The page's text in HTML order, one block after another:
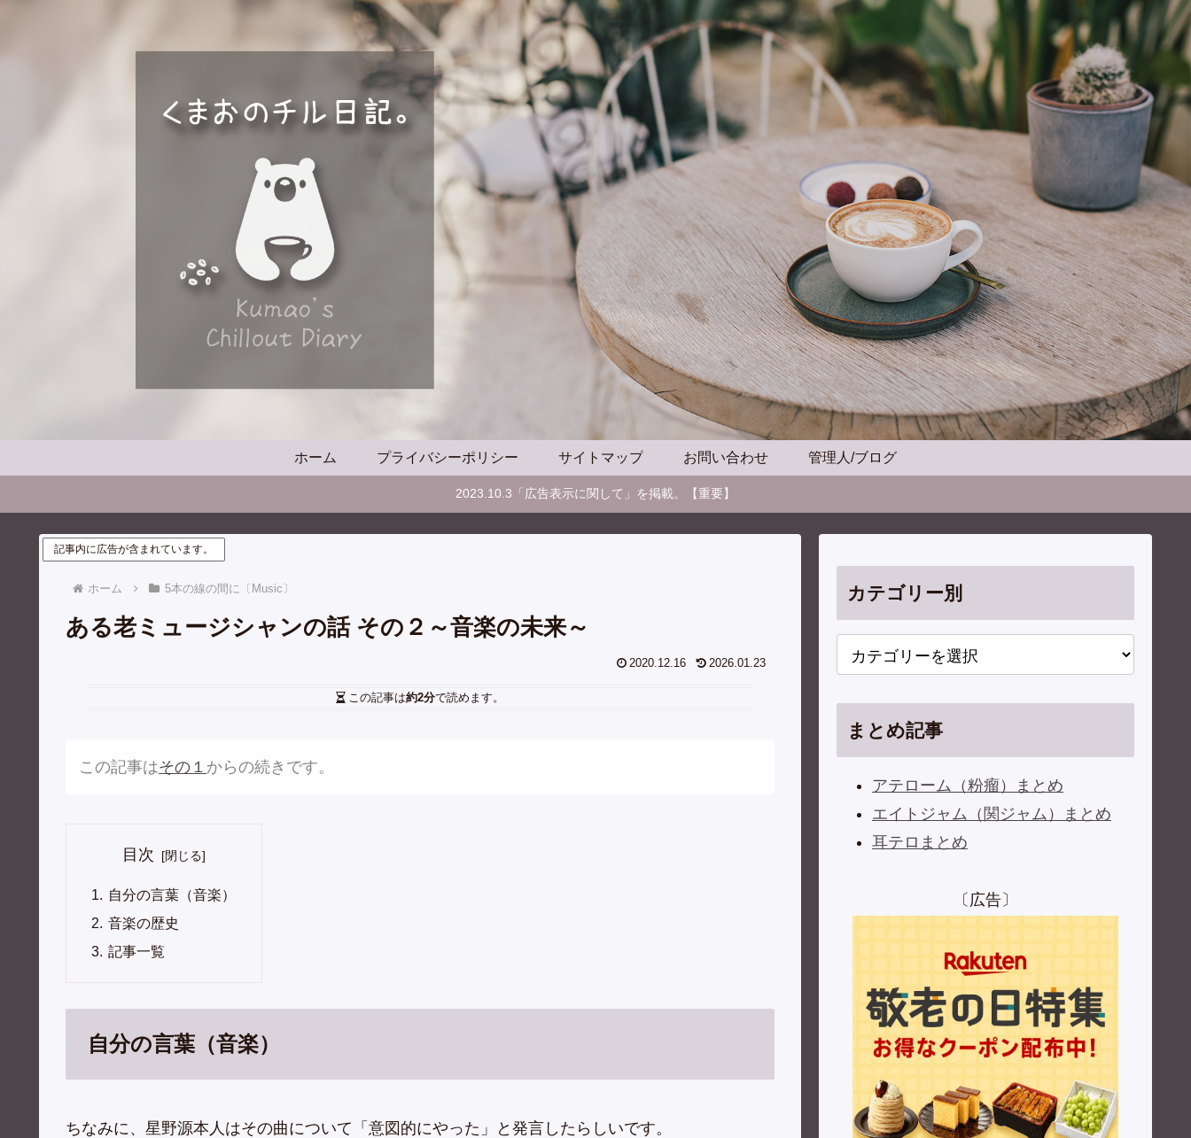
ホーム プライバシーポリシー サイトマップ お問い合わせ 管理人/ブログ
2023.10.3「広告表示に関して」を掲載。【重要】
記事内に広告が含まれています。
ホーム 5本の線の間に〔Music〕
ある老ミュージシャンの話 その２～音楽の未来～
2020.12.16 2026.01.23
この記事は約2分で読めます。
この記事はその１ からの続きです。
目次
自分の言葉（音楽）
音楽の歴史
記事一覧
自分の言葉（音楽）
ちなみに、星野源本人はその曲について「意図的にやった」と発言したらしいです。
カテゴリー別
まとめ記事
アテローム（粉瘤）まとめ
エイトジャム（関ジャム）まとめ
耳テロまとめ
〔広告〕